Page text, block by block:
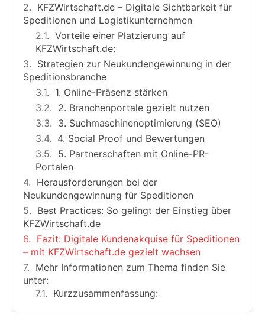
KFZWirtschaft.de – Digitale Sichtbarkeit für
Speditionen und Logistikunternehmen
Vorteile einer Platzierung auf
KFZWirtschaft.de:
Strategien zur Neukundengewinnung in der
Speditionsbranche
1. Online-Präsenz stärken
2. Branchenportale gezielt nutzen
3. Suchmaschinenoptimierung (SEO)
4. Social Proof und Bewertungen
5. Partnerschaften mit Online-PR-
Portalen
Herausforderungen bei der
Neukundengewinnung für Speditionen
Best Practices: So gelingt der Einstieg über
KFZWirtschaft.de
Fazit: Digitale Kundenakquise für Speditionen
– mit KFZWirtschaft.de gezielt wachsen
Mehr Informationen zum Thema finden Sie
unter:
Kurzzusammenfassung: